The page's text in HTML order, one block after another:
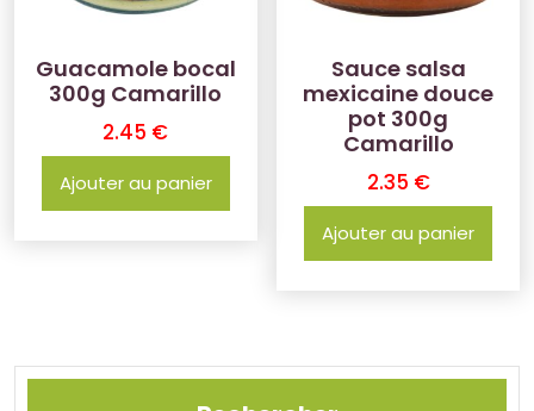
Guacamole bocal
300g Camarillo
2.45 €
Ajouter au panier
Sauce salsa
mexicaine douce
pot 300g
Camarillo
2.35 €
Ajouter au panier